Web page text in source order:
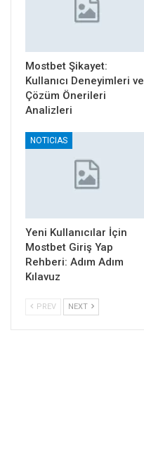
Mostbet Şikayet:
Kullanıcı Deneyimleri ve
Çözüm Önerileri
Analizleri
NOTICIAS
Yeni Kullanıcılar İçin
Mostbet Giriş Yap
Rehberi: Adım Adım
Kılavuz
PREV NEXT